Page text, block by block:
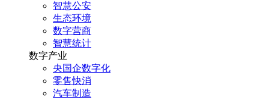
智慧公安
生态环境
数字营商
智慧统计
数字产业
央国企数字化
零售快消
汽车制造